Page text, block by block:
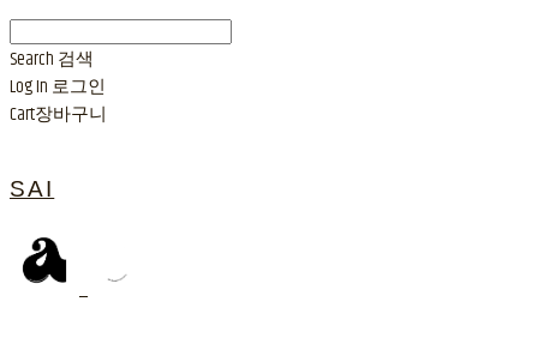
Search 검색
Log In 로그인
Cart장바구니
SAI